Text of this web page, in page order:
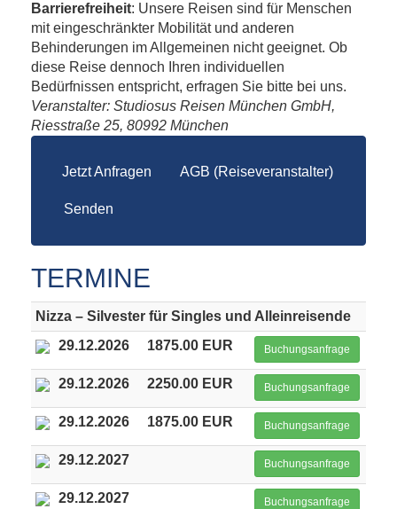
Barrierefreiheit: Unsere Reisen sind für Menschen
mit eingeschränkter Mobilität und anderen
Behinderungen im Allgemeinen nicht geeignet. Ob
diese Reise dennoch Ihren individuellen
Bedürfnissen entspricht, erfragen Sie bitte bei uns.
Veranstalter: Studiosus Reisen München GmbH,
Riesstraße 25, 80992 München
Jetzt Anfragen AGB (Reiseveranstalter)
Senden
TERMINE
Nizza – Silvester für Singles und Alleinreisende
29.12.2026
1875.00 EUR Buchungsanfrage
29.12.2026 2250.00 EUR Buchungsanfrage
29.12.2026 1875.00 EUR Buchungsanfrage
29.12.2027 Buchungsanfrage
29.12.2027 Buchungsanfrage